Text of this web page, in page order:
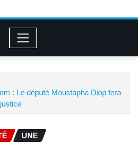
: Le député Moustapha Diop fera
UNE